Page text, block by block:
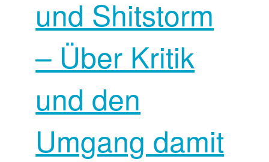
und Shitstorm
– Über Kritik
und den
Umgang damit